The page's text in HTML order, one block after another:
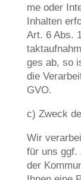
me oder
Inhal­ten
Art. 6 Abs.
ges ab, so
die
GVO.
c) Zweck
Wir
für uns ggf.
der